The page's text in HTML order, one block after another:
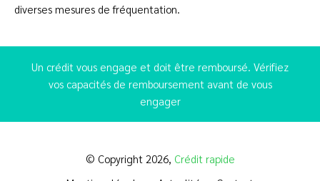
diverses mesures de fréquentation.
Un crédit vous engage et doit être remboursé. Vérifiez
vos capacités de remboursement avant de vous
engager
© Copyright 2026, Crédit rapide